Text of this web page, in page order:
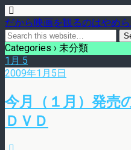
だから映画を観るのはやめ
Categories › 未分類
1月 5
2009年1月5日
今月（１月）発売
ＤＶＤ